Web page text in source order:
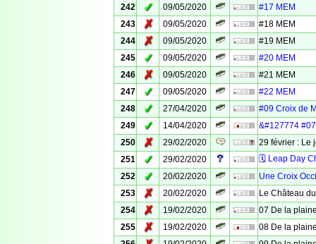
242
✓ 09/05/2020
#17 MEM
243
✗ 09/05/2020
#18 MEM
244
✗ 09/05/2020
#19 MEM
245
✓ 09/05/2020
#20 MEM
246
✗ 09/05/2020
#21 MEM
247
✓ 09/05/2020
#22 MEM
248
✓ 27/04/2020
#09 Croix de
249
✓ 14/04/2020
&#127774
250
✗ 29/02/2020
29 février : Le
251
✓ 29/02/2020
🗓 Leap Day
252
✓ 20/02/2020
Une Croix
253
✗ 20/02/2020
Le Château
254
✗ 19/02/2020
07 De la
255
✗ 19/02/2020
08 De la